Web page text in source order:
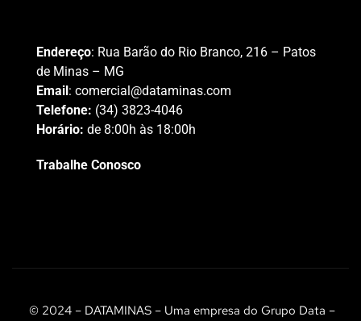
Endereço: Rua Barão do Rio Branco, 216 – Patos
de Minas – MG
Email: comercial@dataminas.com
Telefone: (34) 3823-4046
Horário: de 8:00h às 18:00h
Trabalhe Conosco
© 2024 – DATAMINAS – Uma empresa do Grupo Data –